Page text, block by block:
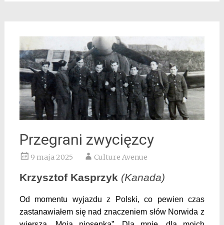
Przegrani zwycięzcy
9 maja 2025 Culture Avenue
Krzysztof Kasprzyk (Kanada)
Od momentu wyjazdu z Polski, co pewien czas
zastanawiałem się nad znaczeniem słów Norwida z